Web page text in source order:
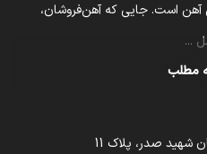
آهن است. جایی که آهن‌فروشان،
...
مطلب
شهید صدر، پلاک 11